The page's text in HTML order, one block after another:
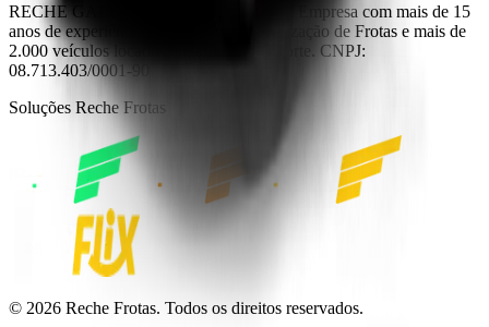
RECHE GALDEANO E CIA LTDA — Empresa com mais de 15
anos de experiência em Gestão e Terceirização de Frotas e mais de
2.000 veículos locados em toda região norte. CNPJ:
08.713.403/0001-90
Soluções Reche Frotas
© 2026 Reche Frotas. Todos os direitos reservados.